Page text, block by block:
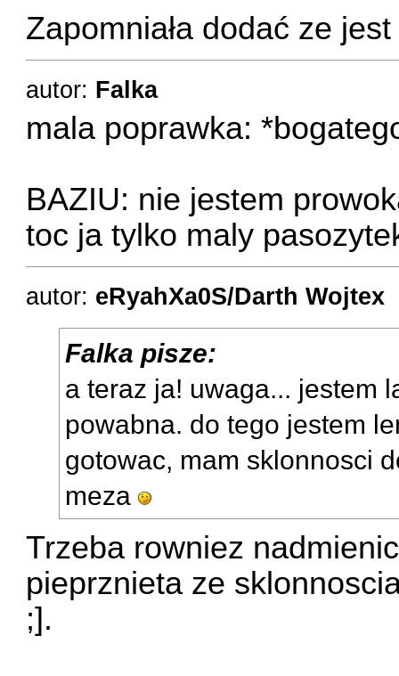
Zapomniała dodać ze
autor: Falka
mala poprawka:
BAZIU: nie jestem
toc ja tylko maly
autor: eRyahXa0S/Darth Wojtex
Falka pisze:
a teraz ja! uwaga... jestem
powabna. do tego jestem
gotowac, mam sklonnosci
meza
Trzeba rowniez
pieprznieta ze
;].